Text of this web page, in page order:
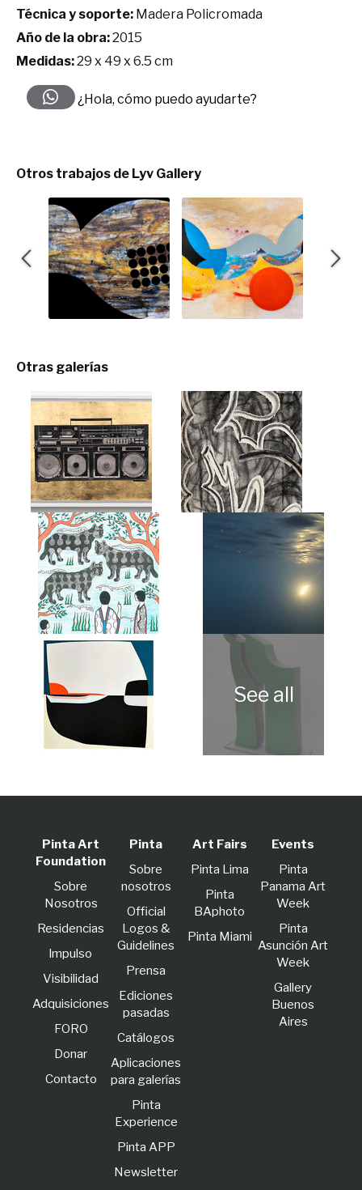
Técnica y soporte: Madera Policromada
Año de la obra:2015
Medidas:29 x 49 x 6.5 cm
¿Hola, cómo puedo ayudarte?
Otros trabajos de Lyv Gallery
Otras galerías
Pinta Art
Foundation
Sobre
Nosotros
Residencias
lmpulso
Visibilidad
Adquisiciones
FORO
Donar
Contacto
Pinta
Sobre
nosotros
Official
Logos &
Guidelines
Prensa
Ediciones
pasadas
Catálogos
Aplicaciones
para galerías
Pinta
Experience
Pinta APP
Newsletter
Art Fairs
Pinta Lima
Pinta
BAphoto
Pinta Miami
Events
Pinta
Panama Art
Week
Pinta
Asunción Art
Week
Gallery
Buenos
Aires